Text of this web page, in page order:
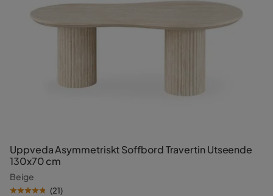
Uppveda Asymmetriskt Soffbord Travertin Utseende
130x70 cm
Beige
(21)